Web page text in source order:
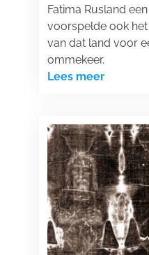
Fatima Rusland
voorspelde ook
van dat land voor
ommekeer.
Lees meer